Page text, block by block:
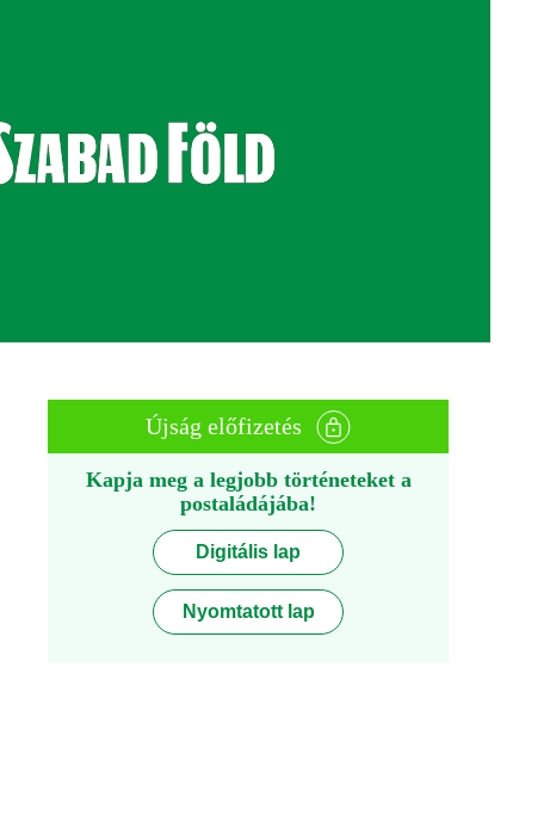
Újság előfizetés
Kapja meg a legjobb történeteket a
postaládájába!
Digitális lap
Nyomtatott lap